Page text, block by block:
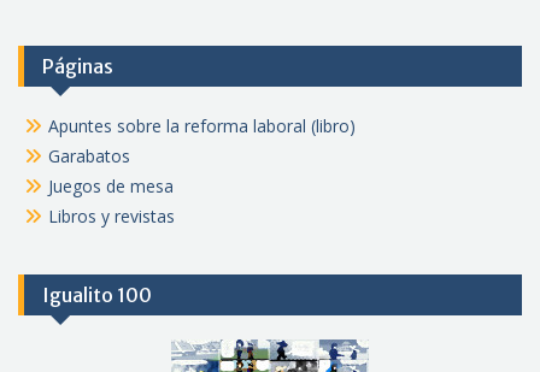
Páginas
Apuntes sobre la reforma laboral (libro)
Garabatos
Juegos de mesa
Libros y revistas
Igualito 100